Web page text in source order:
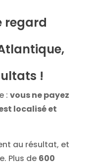
regard
!
: vous ne payez
localisé et
au résultat, et
Plus de 600